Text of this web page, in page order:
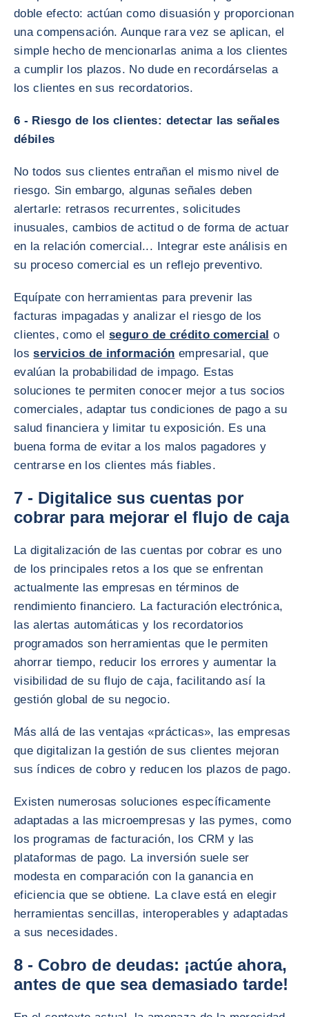
doble efecto: actúan como disuasión y proporcionan
una compensación. Aunque rara vez se aplican, el
simple hecho de mencionarlas anima a los clientes
a cumplir los plazos. No dude en recordárselas a
los clientes en sus recordatorios.
6 - Riesgo de los clientes: detectar las señales
débiles
No todos sus clientes entrañan el mismo nivel de
riesgo. Sin embargo, algunas señales deben
alertarle: retrasos recurrentes, solicitudes
inusuales, cambios de actitud o de forma de actuar
en la relación comercial... Integrar este análisis en
su proceso comercial es un reflejo preventivo.
Equípate con herramientas para prevenir las
facturas impagadas y analizar el riesgo de los
clientes, como elseguro de crédito comercial o
losservicios de información empresarial, que
evalúan la probabilidad de impago. Estas
soluciones te permiten conocer mejor a tus socios
comerciales, adaptar tus condiciones de pago a su
salud financiera y limitar tu exposición. Es una
buena forma de evitar a los malos pagadores y
centrarse en los clientes más fiables.
7 - Digitalice sus cuentas por
cobrar para mejorar el flujo de caja
La digitalización de las cuentas por cobrar es uno
de los principales retos a los que se enfrentan
actualmente las empresas en términos de
rendimiento financiero. La facturación electrónica,
las alertas automáticas y los recordatorios
programados son herramientas que le permiten
ahorrar tiempo, reducir los errores y aumentar la
visibilidad de su flujo de caja, facilitando así la
gestión global de su negocio.
Más allá de las ventajas «prácticas», las empresas
que digitalizan la gestión de sus clientes mejoran
sus índices de cobro y reducen los plazos de pago.
Existen numerosas soluciones específicamente
adaptadas a las microempresas y las pymes, como
los programas de facturación, los CRM y las
plataformas de pago. La inversión suele ser
modesta en comparación con la ganancia en
eficiencia que se obtiene. La clave está en elegir
herramientas sencillas, interoperables y adaptadas
a sus necesidades.
8 - Cobro de deudas: ¡actúe ahora,
antes de que sea demasiado tarde!